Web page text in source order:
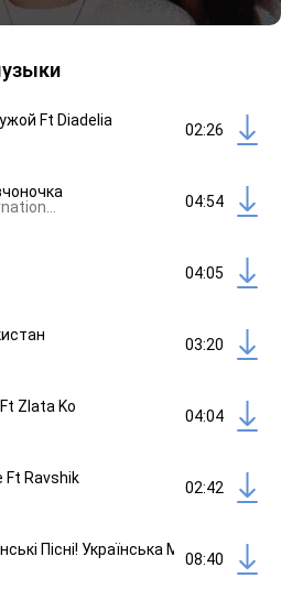
Ft Diadelia
02:26
04:54
04:05
03:20
Zlata Ko
04:04
Ft Ravshik
02:42
Пісні! Українська Музика Для
08:40